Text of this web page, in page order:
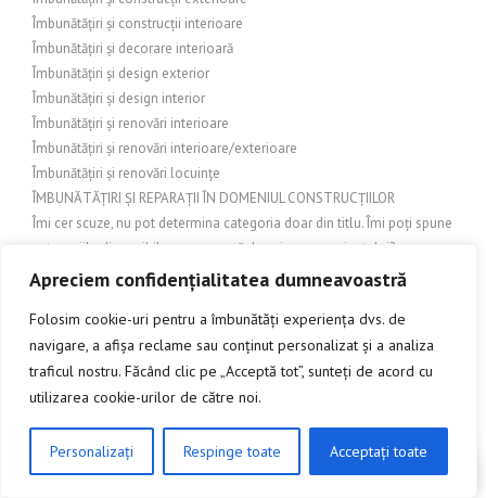
Apreciem confidențialitatea dumneavoastră
Folosim cookie-uri pentru a îmbunătăți experiența dvs. de
navigare, a afișa reclame sau conținut personalizat și a analiza
traficul nostru. Făcând clic pe „Acceptă tot”, sunteți de acord cu
utilizarea cookie-urilor de către noi.
Personalizați Respinge toate Acceptați toate
Îmbunătățiri și construcții interioare
Îmbunătățiri și decorare interioară
Îmbunătățiri și design exterior
Îmbunătățiri și design interior
Îmbunătățiri și renovări interioare
Îmbunătățiri și renovări interioare/exterioare
Îmbunătățiri și renovări locuințe
ÎMBUNĂTĂȚIRI ȘI REPARAȚII ÎN DOMENIUL CONSTRUCȚIILOR
Îmi cer scuze, nu pot determina categoria doar din titlu. Îmi poți spune
categoriile disponibile sau o scurtă descriere a conținutului?
Îmi lipsește contextul despre conținutul articolului. Care este tema
Îmi pare rău, nu pot determina categoria doar din titlu. Îmi poți spune
ce categorii folosește site-ul tău sau domeniul articolului?
Îmi poți oferi mai multe detalii despre obiect? Este un obiect
decorativ, mobilier din lemn sau unelte/artizanat din lemn?
Îmi poți spune în ce domeniu apare articolul (ex: cultură, istorie,
tehnologie)? Fără context, nu pot determina categoria corectă.
CLICK AICI PENTRU A DISCUTA